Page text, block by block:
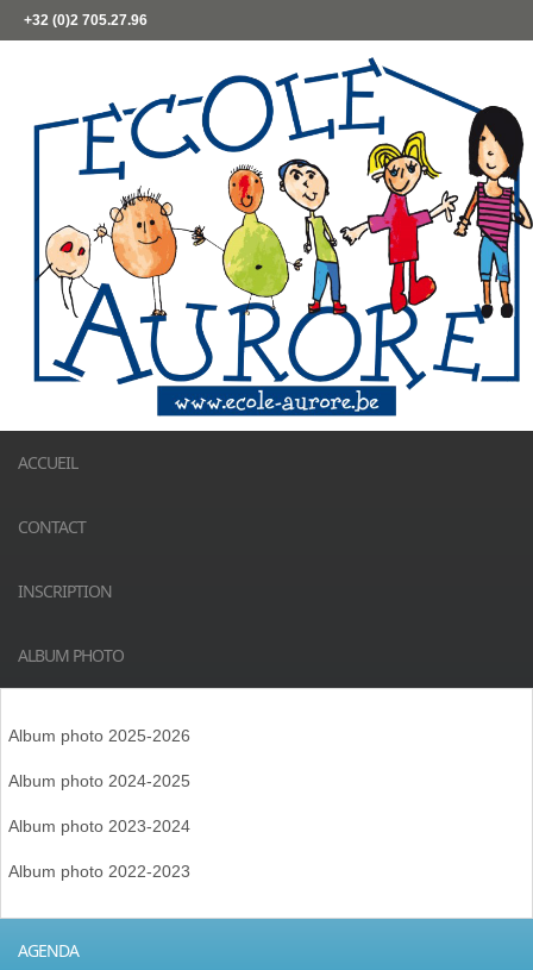
+32 (0)2 705.27.96
ACCUEIL
CONTACT
INSCRIPTION
ALBUM PHOTO
Album photo 2025-2026
Album photo 2024-2025
Album photo 2023-2024
Album photo 2022-2023
AGENDA